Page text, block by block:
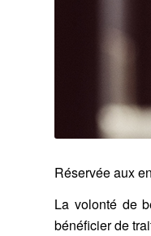
Réservée aux
La volonté de
bénéficier de